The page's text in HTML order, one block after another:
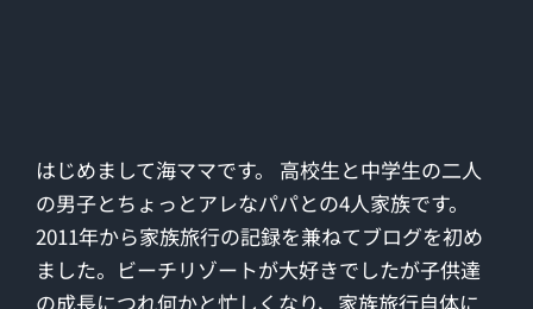
はじめまして海ママです。 高校生と中学生の二人
の男子とちょっとアレなパパとの4人家族です。
2011年から家族旅行の記録を兼ねてブログを初め
ました。ビーチリゾートが大好きでしたが子供達
の成長につれ何かと忙しくなり、家族旅行自体に